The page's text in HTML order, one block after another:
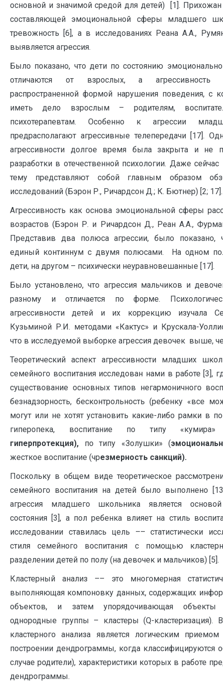
основной и значимой средой для детей) [1]. Прихожан
составляющей эмоциональной сферы младшего
тревожность [6], а в исследованиях Реана А.А.,
выявляется агрессия.
Было показано, что дети по состоянию
отличаются от взрослых, а агрессивность
распространенной формой нарушения поведения, с
иметь дело взрослым – родителям,
психотерапевтам. Особенно к агрессии
предрасполагают агрессивные телепередачи [17].
агрессивности долгое время была закрыта и не
разработки в отечественной психологии. Даже сейчас
тему представляют собой главным образом
исследований (Бэрон Р., Ричардсон Д.; К. Бютнер) [2; 17].
Агрессивность как основа эмоциональной сферы
возрастов (Бэрон Р. и Ричардсон Д., Реан А.А.,
Представив два полюса агрессии, было показано,
единый континнум с двумя полюсами. На одном
дети, на другом – психически неуравновешанные [17].
Было установлено, что агрессия мальчиков и
разному и отличается по форме.
агрессивности детей и их коррекцию изучала
Кузьминой Р.И. методами «Кактус» и Крускала-
что в исследуемой выборке агрессия девочек выше,
Теоретический аспект агрессивности младших
семейного воспитания исследован нами в работе [3],
существование основных типов негармоничного
безнадзорность, бесконтрольность (ребенку «все
могут или не хотят устано­вить какие-либо рамки в
гиперопека, воспитание по типу
гиперпротекция), по типу «Золушки» (э
жесткое воспитание (чрезмерность санкций).
Поскольку в общем виде теоретическое
семейного воспитания на детей было выполнено
агрессия младшего школьника является
состояния [3], а пол ребенка влияет на стиль
исследовании ставилась цель –– статистически
стиля семейного воспитания с помощью
разделении детей по полу (на девочек и мальчиков) [5].
Кластерный анализ –– это многомерная
выполняющая компоновку данных, содержащих
объектов, и затем упорядочивающая объекты
однородные группы – кластеры (Q-кластеризация).
кластерного анализа является логическим
построении дендрограммы, когда классифицируются
случае родители), характеристики которых в работе
дендрограммы.